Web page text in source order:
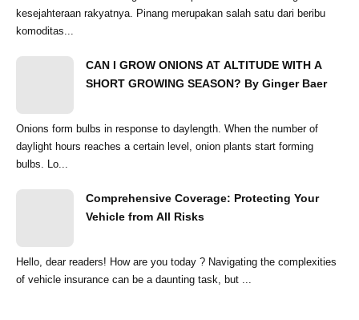
kesejahteraan rakyatnya. Pinang merupakan salah satu dari beribu
komoditas...
CAN I GROW ONIONS AT ALTITUDE WITH A
SHORT GROWING SEASON? By Ginger Baer
Onions form bulbs in response to daylength. When the number of
daylight hours reaches a certain level, onion plants start forming
bulbs. Lo...
Comprehensive Coverage: Protecting Your
Vehicle from All Risks
Hello, dear readers! How are you today ? Navigating the complexities
of vehicle insurance can be a daunting task, but ...